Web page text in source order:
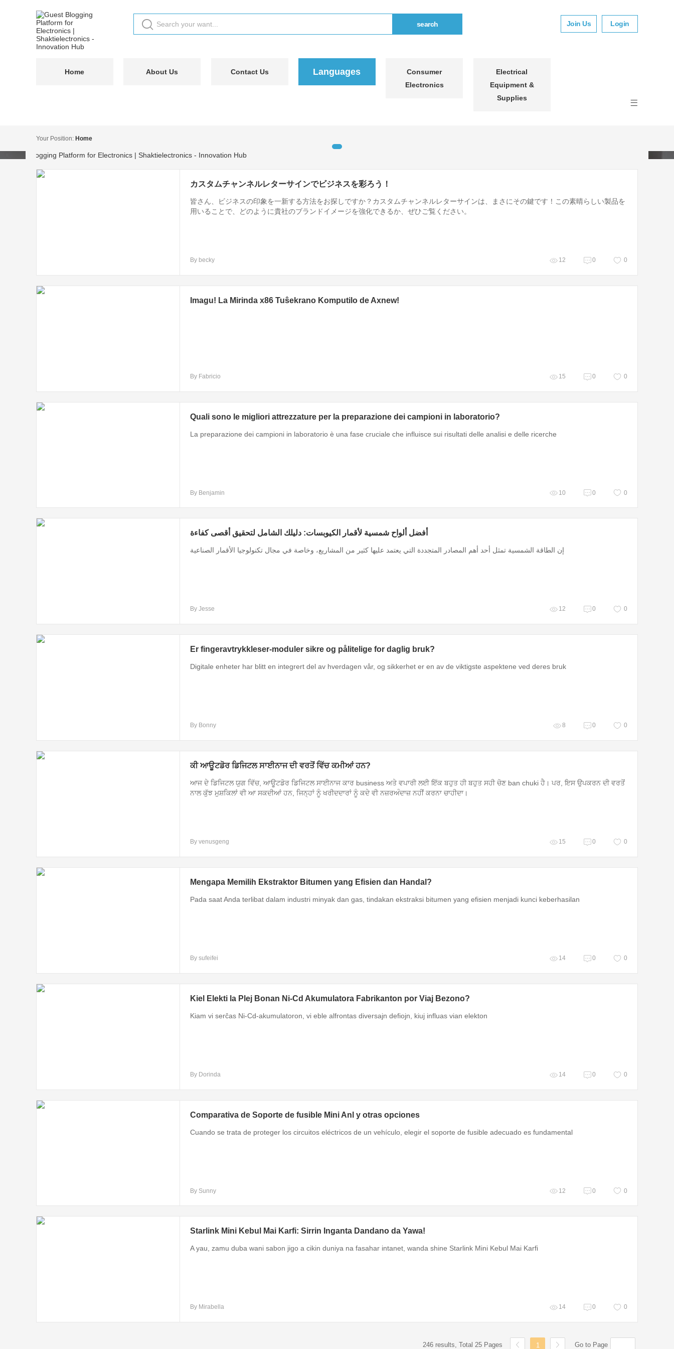
Login
Join Us
Home About Us Contact Us Languages
Consumer
Electronics
Electrical
Equipment &
Supplies
Your Position: Home
カスタムチャンネルレターサインでビジネスを彩ろう！
皆さん、ビジネスの印象を一新する方法をお探しですか？カスタムチャンネルレターサインは、まさにその鍵です！この素晴らしい製品を
用いることで、どのように貴社のブランドイメージを強化できるか、ぜひご覧ください。
By becky 12 0 0
Imagu! La Mirinda x86 Tuŝekrano Komputilo de Axnew!
By Fabricio 15 0 0
Quali sono le migliori attrezzature per la preparazione dei campioni in laboratorio?
La preparazione dei campioni in laboratorio è una fase cruciale che influisce sui risultati delle analisi e delle ricerche
By Benjamin 10 0 0
أفضل ألواح شمسية لأقمار الكيوبسات: دليلك الشامل لتحقيق أقصى كفاءة
إن الطاقة الشمسية تمثل أحد أهم المصادر المتجددة التي يعتمد عليها كثير من المشاريع، وخاصة في مجال تكنولوجيا الأقمار الصناعية
By Jesse 12 0 0
Er fingeravtrykkleser-moduler sikre og pålitelige for daglig bruk?
Digitale enheter har blitt en integrert del av hverdagen vår, og sikkerhet er en av de viktigste aspektene ved deres bruk
By Bonny 8 0 0
ਕੀ ਆਊਟਡੋਰ ਡਿਜਿਟਲ ਸਾਈਨਾਜ ਦੀ ਵਰਤੋਂ ਵਿੱਚ ਕਮੀਆਂ ਹਨ?
ਆਜ ਦੇ ਡਿਜਿਟਲ ਯੁਗ ਵਿੱਚ, ਆਊਟਡੋਰ ਡਿਜਿਟਲ ਸਾਈਨਾਜ ਕਾਰ business ਅਤੇ ਵਪਾਰੀ ਲਈ ਇੱਕ ਬਹੁਤ ਹੀ ਬਹੁਤ ਸਹੀ ਚੋਣ ban chuki ਹੈ। ਪਰ, ਇਸ ਉਪਕਰਨ ਦੀ ਵਰਤੋਂ
ਨਾਲ ਕੁੱਝ ਮੁਸ਼ਕਿਲਾਂ ਵੀ ਆ ਸਕਦੀਆਂ ਹਨ, ਜਿਨ੍ਹਾਂ ਨੂੰ ਖਰੀਦਦਾਰਾਂ ਨੂੰ ਕਦੇ ਵੀ ਨਜ਼ਰਅੰਦਾਜ਼ ਨਹੀਂ ਕਰਨਾ ਚਾਹੀਦਾ।
By venusgeng 15 0 0
Mengapa Memilih Ekstraktor Bitumen yang Efisien dan Handal?
Pada saat Anda terlibat dalam industri minyak dan gas, tindakan ekstraksi bitumen yang efisien menjadi kunci keberhasilan
By sufeifei 14 0 0
Kiel Elekti la Plej Bonan Ni-Cd Akumulatora Fabrikanton por Viaj Bezono?
Kiam vi serĉas Ni-Cd-akumulatoron, vi eble alfrontas diversajn defiojn, kiuj influas vian elekton
By Dorinda 14 0 0
Comparativa de Soporte de fusible Mini Anl y otras opciones
Cuando se trata de proteger los circuitos eléctricos de un vehículo, elegir el soporte de fusible adecuado es fundamental
By Sunny 12 0 0
Starlink Mini Kebul Mai Karfi: Sirrin Inganta Dandano da Yawa!
A yau, zamu duba wani sabon jigo a cikin duniya na fasahar intanet, wanda shine Starlink Mini Kebul Mai Karfi
By Mirabella 14 0 0
246 results, Total 25 Pages 1 Go to Page